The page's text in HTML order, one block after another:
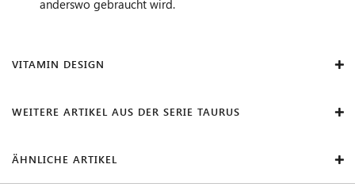
anderswo gebraucht wird.
VITAMIN DESIGN
WEITERE ARTIKEL AUS DER SERIE TAURUS
ÄHNLICHE ARTIKEL